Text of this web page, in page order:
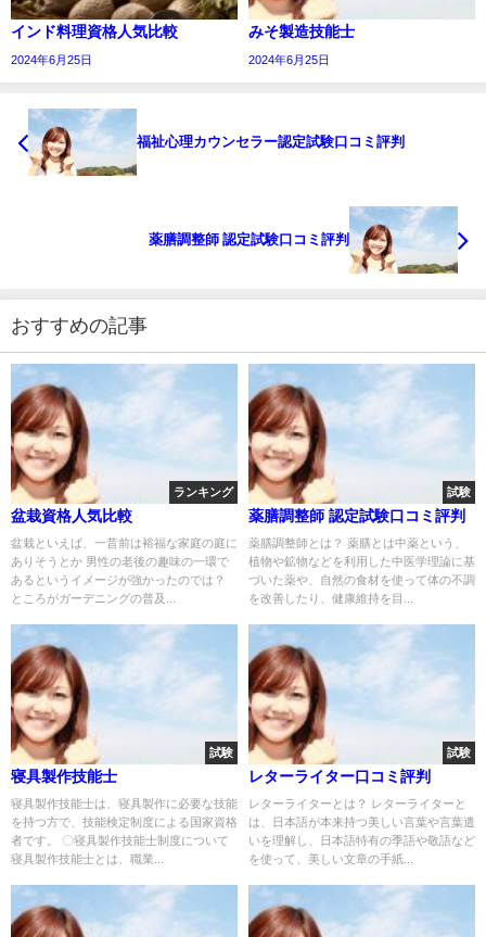
インド料理資格人気比較
2024年6月25日
みそ製造技能士
2024年6月25日
福祉心理カウンセラー認定試験口コミ評判
薬膳調整師 認定試験口コミ評判
おすすめの記事
ランキング
盆栽資格人気比較
盆栽といえば、一昔前は裕福な家庭の庭に
ありそうとか 男性の老後の趣味の一環で
あるというイメージが強かったのでは？
ところがガーデニングの普及...
試験
薬膳調整師 認定試験口コミ評判
薬膳調整師とは？ 薬膳とは中薬という、
植物や鉱物などを利用した中医学理論に基
づいた薬や、自然の食材を使って体の不調
を改善したり、健康維持を目...
試験
寝具製作技能士
寝具製作技能士は、寝具製作に必要な技能
を持つ方で、技能検定制度による国家資格
者です。 〇寝具製作技能士制度について
寝具製作技能士とは、職業...
試験
レターライター口コミ評判
レターライターとは？ レターライターと
は、日本語が本来持つ美しい言葉や言葉遣
いを理解し、日本語特有の季語や敬語など
を使って、美しい文章の手紙...